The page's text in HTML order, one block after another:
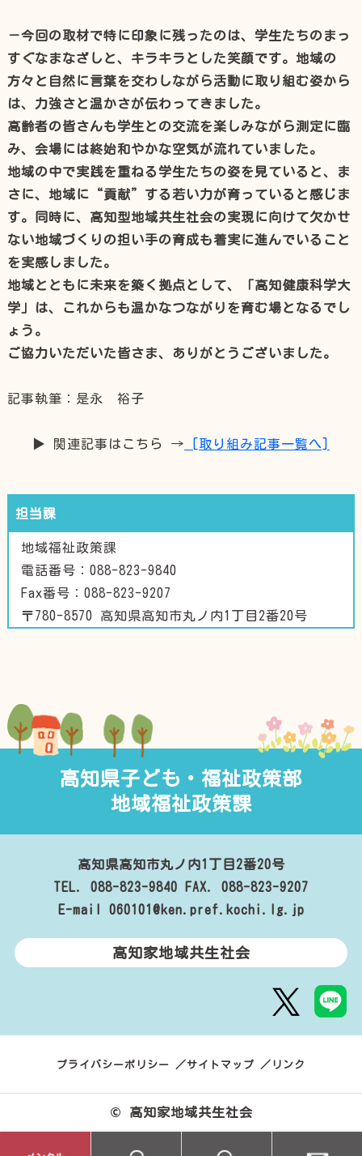
－今回の取材で特に印象に残ったのは、学生たちのまっ
すぐなまなざしと、キラキラとした笑顔です。地域の
方々と自然に言葉を交わしながら活動に取り組む姿から
は、力強さと温かさが伝わってきました。
高齢者の皆さんも学生との交流を楽しみながら測定に臨
み、会場には終始和やかな空気が流れていました。
地域の中で実践を重ねる学生たちの姿を見ていると、ま
さに、地域に“貢献”する若い力が育っていると感じま
す。同時に、高知型地域共生社会の実現に向けて欠かせ
ない地域づくりの担い手の育成も着実に進んでいること
を実感しました。
地域とともに未来を築く拠点として、「高知健康科学大
学」は、これからも温かなつながりを育む場となるでし
ょう。
ご協力いただいた皆さま、ありがとうございました。
記事執筆：是永 裕子
▶ 関連記事はこちら → [取り組み記事一覧へ]
担当課
地域福祉政策課
電話番号：088-823-9840
Fax番号：088-823-9207
〒780-8570 高知県高知市丸ノ内1丁目2番20号
高知県子ども・福祉政策部
地域福祉政策課
高知県高知市丸ノ内1丁目2番20号
TEL. 088-823-9840
FAX. 088-823-9207
E-mail 060101@ken.pref.kochi.lg.jp
高知家地域共生社会
プライバシーポリシー サイトマップ リンク
© 高知家地域共生社会